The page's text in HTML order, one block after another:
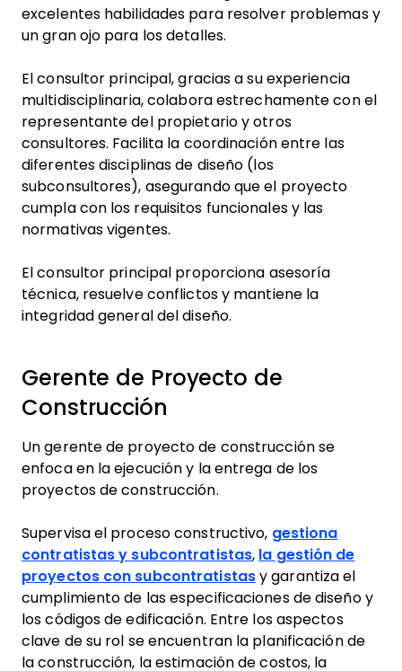
excelentes habilidades para resolver problemas y
un gran ojo para los detalles.
El consultor principal, gracias a su experiencia
multidisciplinaria, colabora estrechamente con el
representante del propietario y otros
consultores. Facilita la coordinación entre las
diferentes disciplinas de diseño (los
subconsultores), asegurando que el proyecto
cumpla con los requisitos funcionales y las
normativas vigentes.
El consultor principal proporciona asesoría
técnica, resuelve conflictos y mantiene la
integridad general del diseño.
Gerente de Proyecto de
Construcción
Un gerente de proyecto de construcción se
enfoca en la ejecución y la entrega de los
proyectos de construcción.
Supervisa el proceso constructivo, gestiona
contratistas y subcontratistas, la gestión de
proyectos con subcontratistasy garantiza el
cumplimiento de las especificaciones de diseño y
los códigos de edificación. Entre los aspectos
clave de su rol se encuentran la planificación de
la construcción, la estimación de costos, la